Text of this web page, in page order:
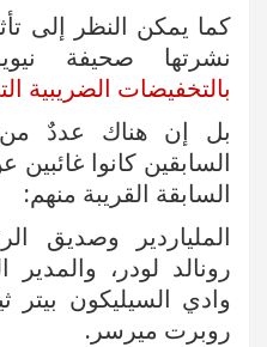
كما يمكن النظر إلى
نشرتها صحيفة
بالتخفيضات الضريبية
بل إن هناك عددٌ من
السابقين كانوا
السابقة القريبة منهم:
الملياردير وصديق
رونالد لودر،
وادي السيليكون بيتر
روبرت ميرسر.